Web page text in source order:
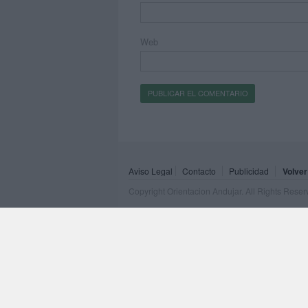
Web
Aviso Legal Contacto Publicidad